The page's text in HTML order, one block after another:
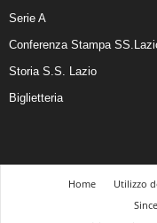
Serie A
Conferenza Stampa
Storia S.S. Lazio
Biglietteria
Home Utilizzo